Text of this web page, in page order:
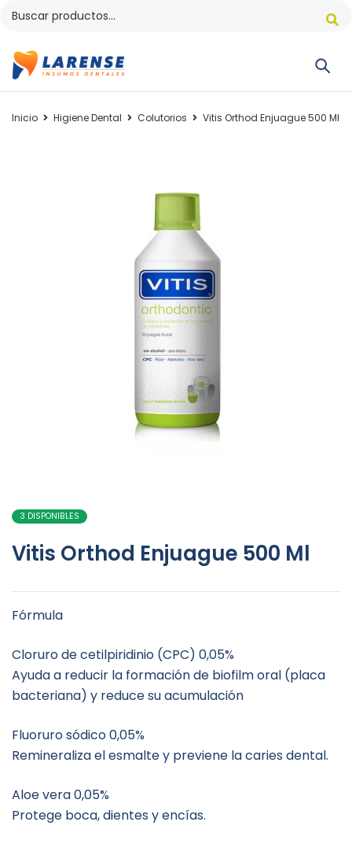
Inicio Higiene Dental Colutorios Vitis Orthod Enjuague 500 Ml
3 DISPONIBLES
Vitis Orthod Enjuague 500 Ml
Fórmula
Cloruro de cetilpiridinio (CPC) 0,05%
Ayuda a reducir la formación de biofilm oral (placa
bacteriana) y reduce su acumulación
Fluoruro sódico 0,05%
Remineraliza el esmalte y previene la caries dental.
Aloe vera 0,05%
Protege boca, dientes y encías.